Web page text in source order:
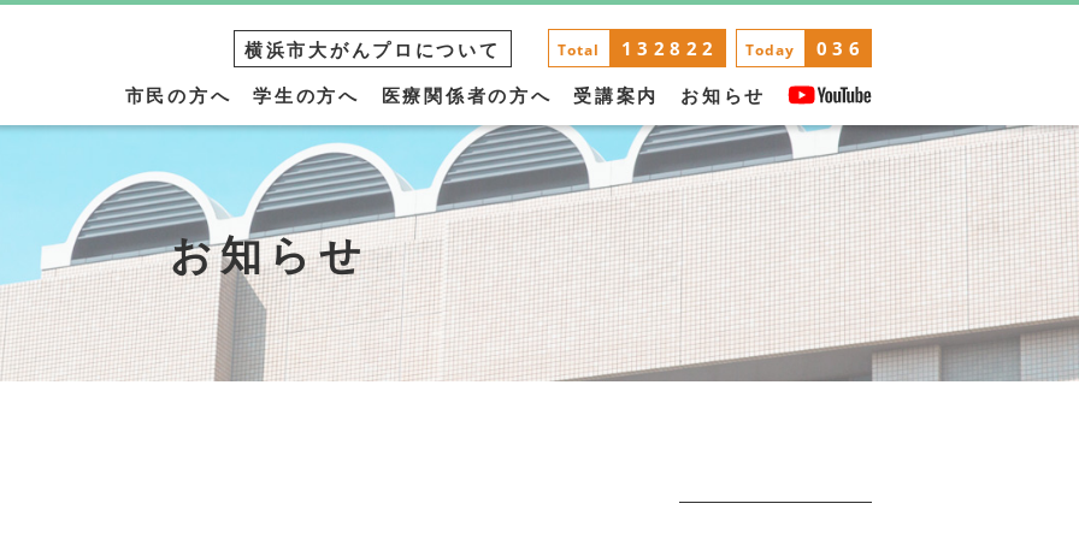
横浜市大がんプロについて Total 132822 Today
036
市民の方へ
学生の方へ 医療関係者の方へ 受講案内 お知らせ
お知らせ